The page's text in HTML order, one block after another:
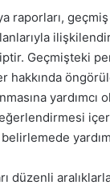
raporları,
Geçmişteki
hakkında
yardımcı
düzenli